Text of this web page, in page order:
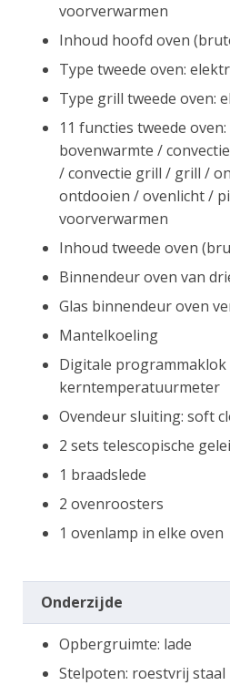
voorverwarmen
Inhoud hoofd oven
Type tweede oven:
Type grill tweede oven:
11 functies tweede
bovenwarmte /
/ convectie grill / grill /
ontdooien / ovenlicht /
voorverwarmen
Inhoud tweede oven
Binnendeur oven van
Glas binnendeur oven
Mantelkoeling
Digitale programmaklok
kerntemperatuurmeter
Ovendeur sluiting: soft
2 sets telescopische
1 braadslede
2 ovenroosters
1 ovenlamp in elke oven
Onderzijde
Opbergruimte: lade
Stelpoten: roestvrij staal